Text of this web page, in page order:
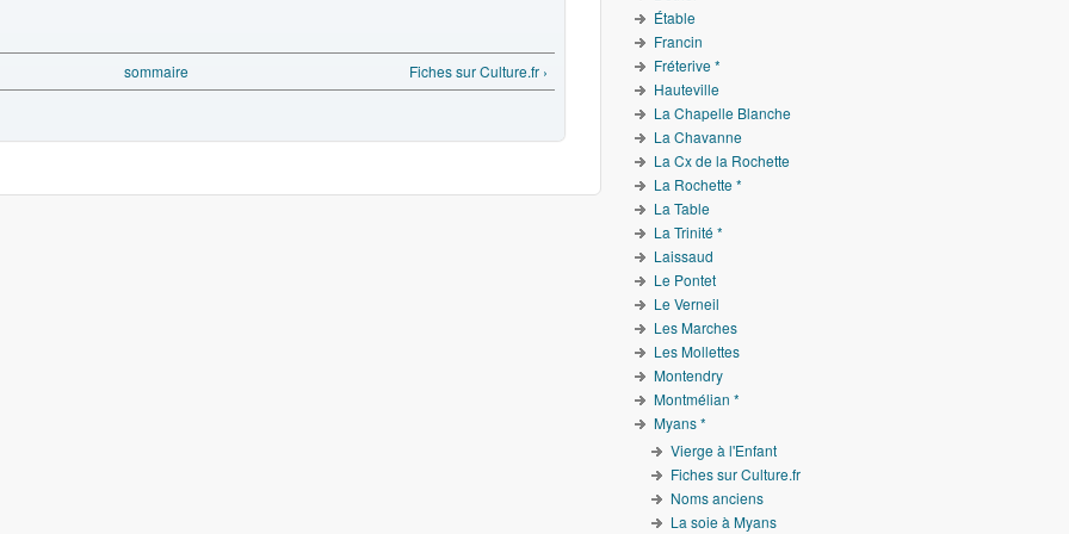
sommaire Fiches sur Culture.fr ›
Étable
Francin
Fréterive *
Hauteville
La Chapelle Blanche
La Chavanne
La Cx de la Rochette
La Rochette *
La Table
La Trinité *
Laissaud
Le Pontet
Le Verneil
Les Marches
Les Mollettes
Montendry
Montmélian *
Myans *
Vierge à l'Enfant
Fiches sur Culture.fr
Noms anciens
La soie à Myans